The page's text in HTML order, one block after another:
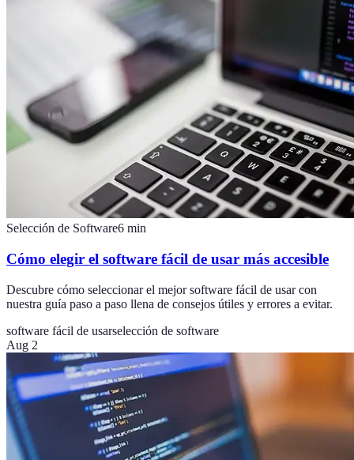
Selección de Software6 min
Cómo elegir el software fácil de usar más accesible
Descubre cómo seleccionar el mejor software fácil de usar con
nuestra guía paso a paso llena de consejos útiles y errores a evitar.
software fácil de usarselección de software
Aug 2